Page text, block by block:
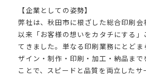
【企業としての姿勢】
弊社は、秋田市に根ざした総合印刷会
以来「お客様の想いをカタチにする」
てきました。単なる印刷業務にとどま
ザイン・制作・印刷・加工・納品まで
ことで、スピードと品質を両立したサ